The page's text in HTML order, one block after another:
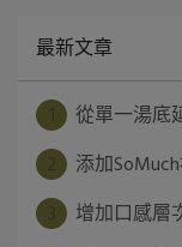
最新文章
從單一湯底
添加
增加口感層